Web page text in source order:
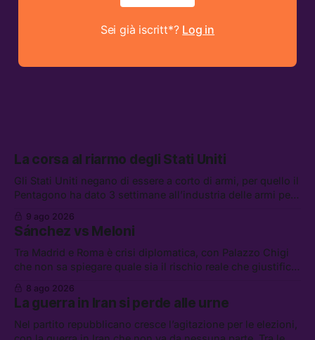
Sei già iscritt*? Log in
La corsa al riarmo degli Stati Uniti
Gli Stati Uniti negano di essere a corto di armi, per quello il
Pentagono ha dato 3 settimane all’industria delle armi per
continuerà ad usare i servizi di Palantir, la protesta contro
La Russa, e la centrale elettrica di Amazon in Texas
9 ago 2026
Sánchez vs Meloni
Tra Madrid e Roma è crisi diplomatica, con Palazzo Chigi
che non sa spiegare quale sia il rischio reale che giustifica
di difesa tra Arabia Saudita, Pakistan e Turchia, la crisi del
carburante irregolare, e un altro caso di IA ribelle
8 ago 2026
La guerra in Iran si perde alle urne
Nel partito repubblicano cresce l’agitazione per le elezioni,